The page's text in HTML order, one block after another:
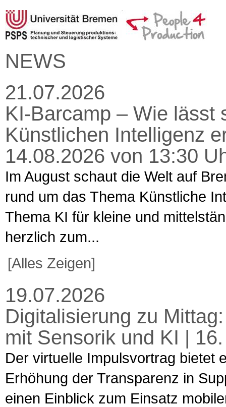
NEWS
21.07.2026
KI-Barcamp – Wie lässt
Künstlichen Intelligenz
14.08.2026 von 13:30
Im August schaut die Welt auf
rund um das Thema Künstliche
Thema KI für kleine und
herzlich zum...
[Alles Zeigen]
19.07.2026
Digitalisierung zu
mit Sensorik und KI |
Der virtuelle Impulsvortrag bietet
Erhöhung der Transparenz in
einen Einblick zum Einsatz